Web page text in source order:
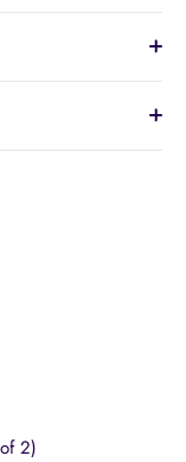
2)